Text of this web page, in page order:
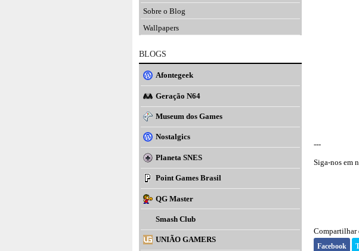
---
Siga-nos em
Compartilhar
Facebook
Sobre o Blog
Wallpapers
BLOGS
Afontegeek
Geração N64
Museum dos Games
Nostalgics
Planeta SNES
Point Games Brasil
QG Master
Smash Club
UNIÃO GAMERS